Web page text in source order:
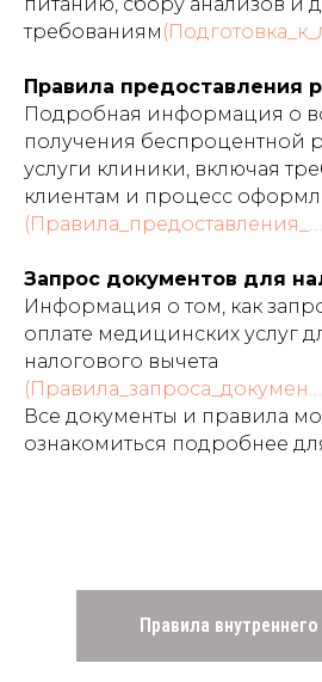
требованиям​
Правила предоставления
Подробная информация о
получения беспроцентной
услуги клиники, включая
клиентам и процесс
Запрос документов для
Информация о том, как
оплате медицинских услуг
налогового вычета​
Все документы и правила
ознакомиться подробнее
Правила
pm@personamedufa.ru
ПН-ПТ 09:00-18:00
СБ 10:00-18:00
ВС выходной